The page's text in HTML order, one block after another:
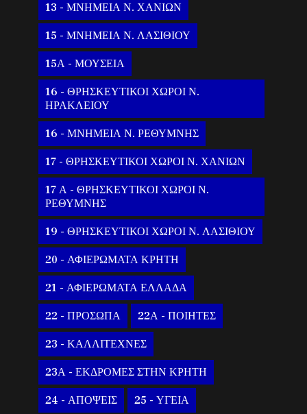
13 - ΜΝΗΜΕΙΑ Ν. ΧΑΝΙΩΝ
15 - ΜΝΗΜΕΙΑ Ν. ΛΑΣΙΘΙΟΥ
15Α - ΜΟΥΣΕΙΑ
16 - ΘΡΗΣΚΕΥΤΙΚΟΙ ΧΩΡΟΙ Ν.
ΗΡΑΚΛΕΙΟΥ
16 - ΜΝΗΜΕΙΑ Ν. ΡΕΘΥΜΝΗΣ
17 - ΘΡΗΣΚΕΥΤΙΚΟΙ ΧΩΡΟΙ Ν. ΧΑΝΙΩΝ
17 Α - ΘΡΗΣΚΕΥΤΙΚΟΙ ΧΩΡΟΙ Ν.
ΡΕΘΥΜΝΗΣ
19 - ΘΡΗΣΚΕΥΤΙΚΟΙ ΧΩΡΟΙ Ν. ΛΑΣΙΘΙΟΥ
20 - ΑΦΙΕΡΩΜΑΤΑ ΚΡΗΤΗ
21 - ΑΦΙΕΡΩΜΑΤΑ ΕΛΛΑΔΑ
22 - ΠΡΟΣΩΠΑ 22Α - ΠΟΙΗΤΕΣ
23 - ΚΑΛΛΙΤΕΧΝΕΣ
23Α - ΕΚΔΡΟΜΕΣ ΣΤΗΝ ΚΡΗΤΗ
24 - ΑΠΟΨΕΙΣ 25 - ΥΓΕΙΑ